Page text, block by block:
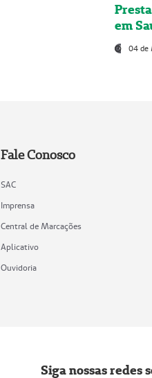
em
04 de
Fale Conosco
SAC
Imprensa
Central de Marcações
Aplicativo
Ouvidoria
Siga nossas redes